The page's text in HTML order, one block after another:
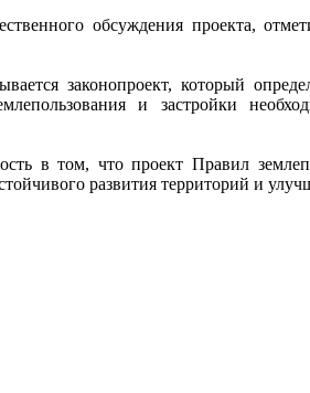
обсуждения проекта,
законопроект, который
и застройки
в том, что проект Правил
развития территорий и